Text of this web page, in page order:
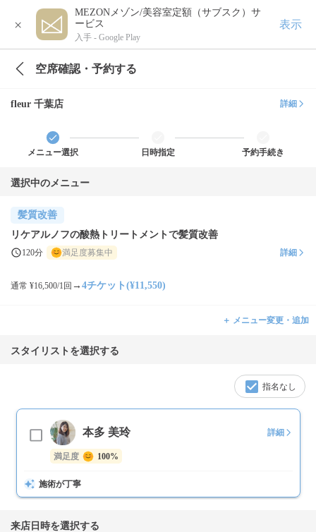
×
MEZONメゾン/美容室定額（サブスク）サ
ービス
入手 - Google Play
表示
空席確認・予約する
fleur 千葉店 詳細
メニュー選択 日時指定 予約手続き
選択中のメニュー
髪質改善
リケアルノフの酸熱トリートメントで髪質改善
120分 満足度募集中 詳細
通常 ¥16,500/1回 → 4チケット(¥11,550)
＋ メニュー変更・追加
スタイリストを選択する
指名なし
本多 美玲 詳細
満足度 100%
施術が丁寧
来店日時を選択する